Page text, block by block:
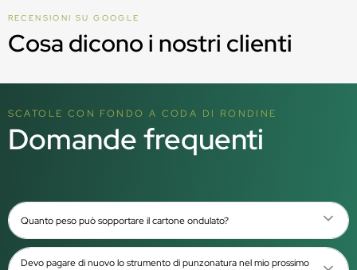
RECENSIONI SU GOOGLE
Cosa dicono i nostri clienti
SCATOLE CON FONDO A CODA DI RONDINE
Domande frequenti
Quanto peso può sopportare il cartone ondulato?
Devo pagare di nuovo lo strumento di punzonatura nel mio prossimo